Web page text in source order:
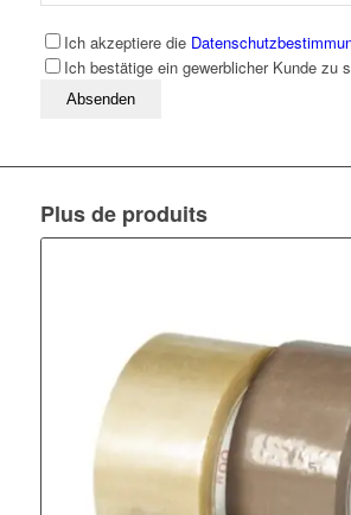
Ich akzeptiere die
Ich bestätige ein gewerblicher Kunde zu
Bitte lassen Sie dieses Feld leer
Plus de produits